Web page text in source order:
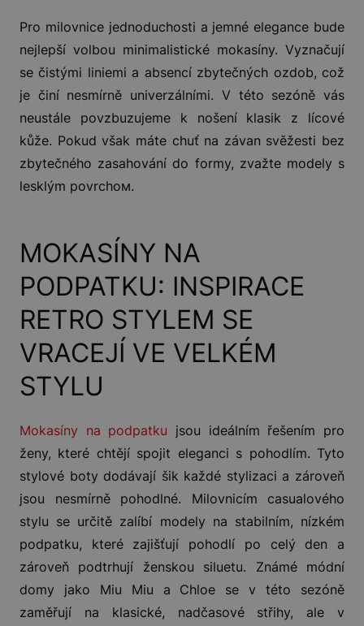
Pro milovnice jednoduchosti a jemné elegance bude
nejlepší volbou minimalistické mokasíny. Vyznačují
se čistými liniemi a absencí zbytečných ozdob, což
je činí nesmírně univerzálními. V této sezóně vás
neustále povzbuzujeme k nošení klasik z lícové
kůže. Pokud však máte chuť na závan svěžesti bez
zbytečného zasahování do formy, zvažte modely s
lesklým povrchом.
MOKASÍNY NA
PODPATKU: INSPIRACE
RETRO STYLEM SE
VRACEJÍ VE VELKÉM
STYLU
Mokasíny na podpatku jsou ideálním řešením pro
ženy, které chtějí spojit eleganci s pohodlím. Tyto
stylové boty dodávají šik každé stylizaci a zároveň
jsou nesmírně pohodlné. Milovnicím casualového
stylu se určitě zalíbí modely na stabilním, nízkém
podpatku, které zajišťují pohodlí po celý den a
zároveň podtrhují ženskou siluetu. Známé módní
domy jako Miu Miu a Chloe se v této sezóně
zaměřují na klasické, nadčasové střihy, ale v